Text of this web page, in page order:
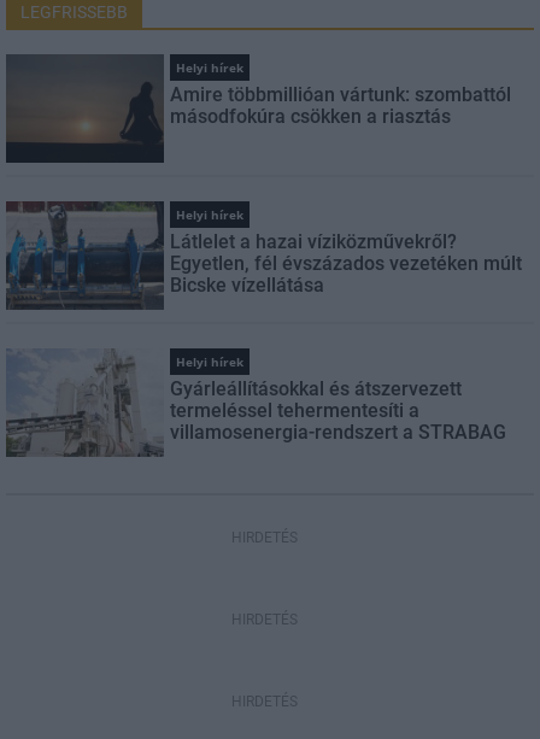
LEGFRISSEBB
Helyi hírek
Amire többmillióan vártunk: szombattól
másodfokúra csökken a riasztás
Helyi hírek
Látlelet a hazai víziközművekről?
Egyetlen, fél évszázados vezetéken múlt
Bicske vízellátása
Helyi hírek
Gyárleállításokkal és átszervezett
termeléssel tehermentesíti a
villamosenergia-rendszert a STRABAG
HIRDETÉS
HIRDETÉS
HIRDETÉS